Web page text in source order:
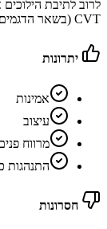
CVT (בשאר הדגמים)
יתרונות
אמינות
עיצוב
מרווח
התנהגות
חסרונות